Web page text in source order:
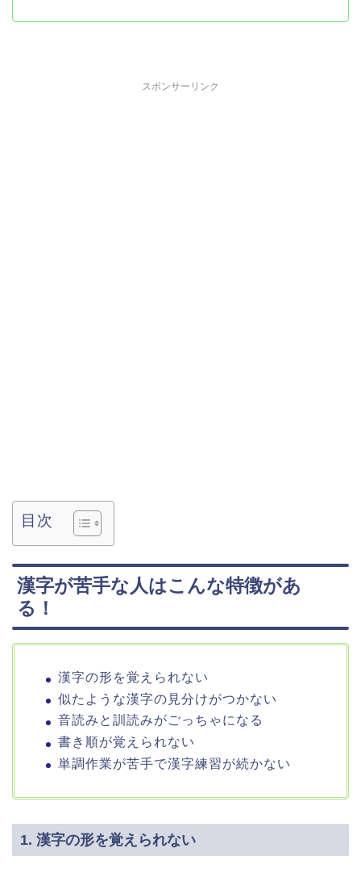
スポンサーリンク
目次
漢字が苦手な人はこんな特徴があ
る！
漢字の形を覚えられない
似たような漢字の見分けがつかない
音読みと訓読みがごっちゃになる
書き順が覚えられない
単調作業が苦手で漢字練習が続かない
1. 漢字の形を覚えられない